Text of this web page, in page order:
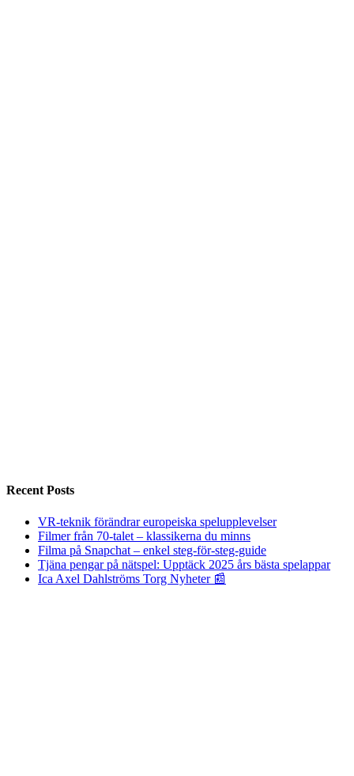
Recent Posts
VR-teknik förändrar europeiska spelupplevelser
Filmer från 70-talet – klassikerna du minns
Filma på Snapchat – enkel steg-för-steg-guide
Tjäna pengar på nätspel: Upptäck 2025 års bästa spelappar
Ica Axel Dahlströms Torg Nyheter 📰